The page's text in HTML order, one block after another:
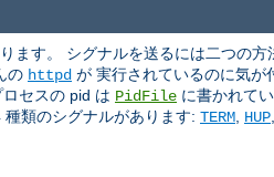
ます。 シグナルを送るには二つの方
の httpd が 実行されているのに気が
セスの pid は PidFile に書かれて
類のシグナルがあります: TERM HUP